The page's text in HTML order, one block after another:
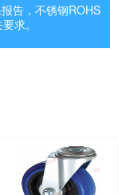
告，不锈钢ROHS
求。